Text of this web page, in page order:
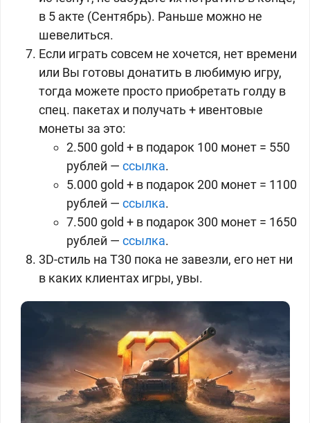
в 5 акте (Сентябрь). Раньше можно не
шевелиться.
Если играть совсем не хочется, нет времени
или Вы готовы донатить в любимую игру,
тогда можете просто приобретать голду в
спец. пакетах и получать + ивентовые
монеты за это:
2.500 gold + в подарок 100 монет = 550
рублей — ссылка.
5.000 gold + в подарок 200 монет = 1100
рублей — ссылка.
7.500 gold + в подарок 300 монет = 1650
рублей — ссылка.
3D-стиль на T30 пока не завезли, его нет ни
в каких клиентах игры, увы.